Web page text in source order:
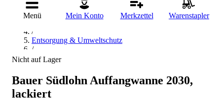
Menü Mein Konto Merkzettel Warenstapler
Startseite
/
/
Entsorgung & Umweltschutz
/
Gefahrstofflagerung & Gefahrstoffhandling
Auffangwanne
Nicht auf Lager
Bauer Südlohn Auffangwanne 2030,
lackiert